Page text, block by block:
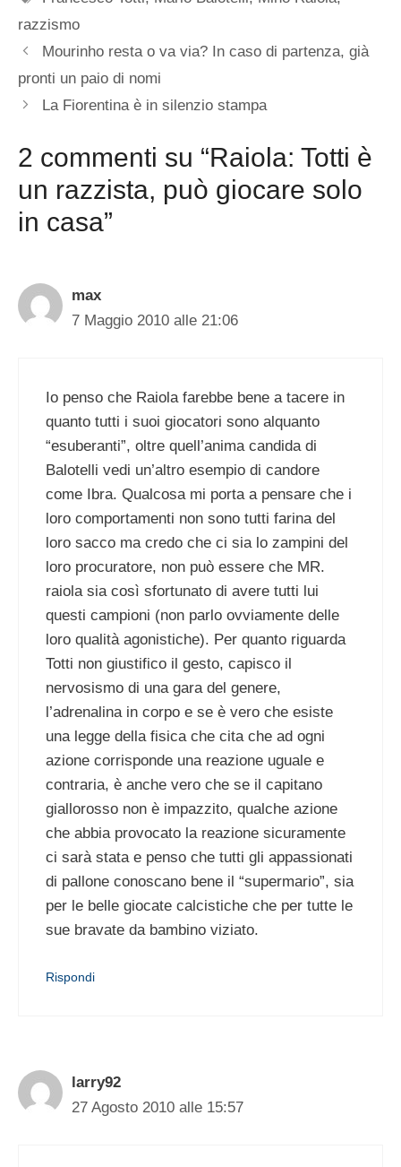
razzismo
Mourinho resta o va via? In caso di partenza, già
pronti un paio di nomi
La Fiorentina è in silenzio stampa
2 commenti su “Raiola: Totti è
un razzista, può giocare solo
in casa”
max
7 Maggio 2010 alle 21:06
Io penso che Raiola farebbe bene a tacere in
quanto tutti i suoi giocatori sono alquanto
“esuberanti”, oltre quell’anima candida di
Balotelli vedi un’altro esempio di candore
come Ibra. Qualcosa mi porta a pensare che i
loro comportamenti non sono tutti farina del
loro sacco ma credo che ci sia lo zampini del
loro procuratore, non può essere che MR.
raiola sia così sfortunato di avere tutti lui
questi campioni (non parlo ovviamente delle
loro qualità agonistiche). Per quanto riguarda
Totti non giustifico il gesto, capisco il
nervosismo di una gara del genere,
l’adrenalina in corpo e se è vero che esiste
una legge della fisica che cita che ad ogni
azione corrisponde una reazione uguale e
contraria, è anche vero che se il capitano
giallorosso non è impazzito, qualche azione
che abbia provocato la reazione sicuramente
ci sarà stata e penso che tutti gli appassionati
di pallone conoscano bene il “supermario”, sia
per le belle giocate calcistiche che per tutte le
sue bravate da bambino viziato.
Rispondi
larry92
27 Agosto 2010 alle 15:57